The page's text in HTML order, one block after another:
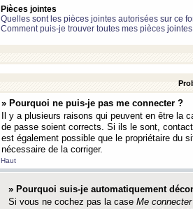
Pièces jointes
Quelles sont les pièces jointes autorisées sur ce
Comment puis-je trouver toutes mes pièces
» Pourquoi ne puis-je pas me connecter ?
Il y a plusieurs raisons qui peuvent en être la
de passe soient corrects. Si ils le sont,
est également possible que le propriétaire du
nécessaire de la corriger.
Haut
» Pourquoi suis-je automatiquement
Si vous ne cochez pas la case Me